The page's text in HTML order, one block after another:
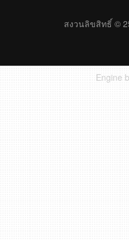
สงวนลิขสิทธิ์ ©
Engine